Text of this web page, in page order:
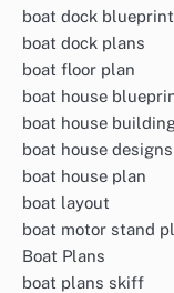
boat dock
boat dock plans
boat floor plan
boat house
boat house
boat house
boat house plan
boat layout
boat motor stand
Boat Plans
boat plans skiff